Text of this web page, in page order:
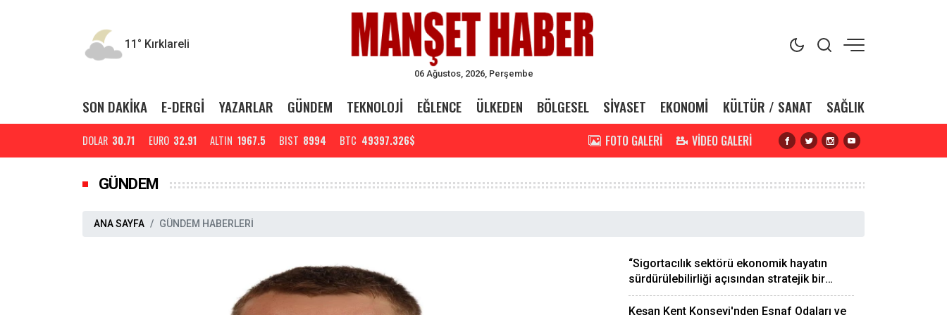
11° Kırklareli
06 Ağustos, 2026, Perşembe
SON DAKİKA E-DERGİ YAZARLAR GÜNDEM TEKNOLOJİ EĞLENCE ÜLKEDEN BÖLGESEL SİYASET EKONOMİ KÜLTÜR / SANAT SAĞLIK
DOLAR 30.71 EURO 32.91 ALTIN 1967.5 BIST 8994 BTC 49397.326$ FOTO GALERİ VİDEO GALERİ
GÜNDEM
ANA SAYFA GÜNDEM HABERLERİ
“Sigortacılık sektörü ekonomik hayatın
sürdürülebilirliği açısından stratejik bir
öneme sahiptir”
Keşan Kent Konseyi'nden Esnaf Odaları ve